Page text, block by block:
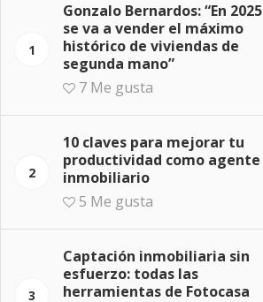
1
Gonzalo Bernardos: “En 2025
se va a vender el máximo
histórico de viviendas de
segunda mano”
7 Me gusta
2
10 claves para mejorar tu
productividad como agente
inmobiliario
5 Me gusta
3
Captación inmobiliaria sin
esfuerzo: todas las
herramientas de Fotocasa